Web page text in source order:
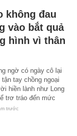
không đau
vào bắt quả
hình vì thân
ngờ có ngày cô lại
tay chồng ngoại
hiền lành như Long
trơ tráo đến mức
trước